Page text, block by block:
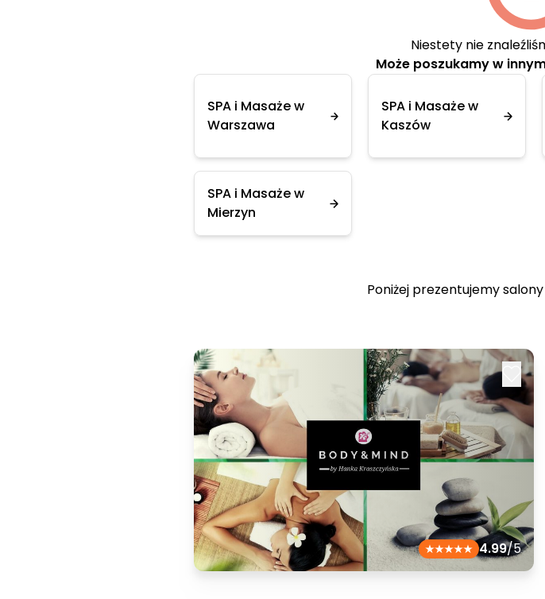
Niestety nie
Może poszukamy w
SPA i Masaże w
Warszawa
SPA i Masaże w
Kaszów
SPA i Masaże w
Mierzyn
Poniżej prezentujemy
4.99/5